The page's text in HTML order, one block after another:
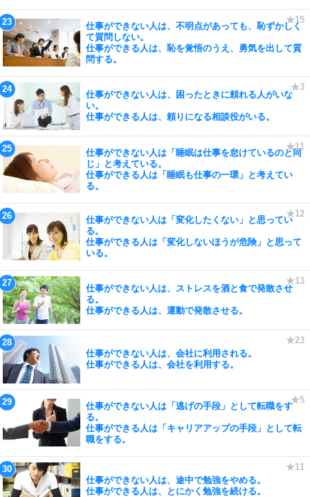
仕事ができない人は、不明点があっても、恥ずかしく
て質問しない。
仕事ができる人は、恥を覚悟のうえ、勇気を出して質
問する。
仕事ができない人は、困ったときに頼れる人がいな
い。
仕事ができる人は、頼りになる相談役がいる。
仕事ができない人は「睡眠は仕事を怠けているのと同
じ」と考えている。
仕事ができる人は「睡眠も仕事の一環」と考えてい
る。
仕事ができない人は「変化したくない」と思ってい
る。
仕事ができる人は「変化しないほうが危険」と思って
いる。
仕事ができない人は、ストレスを酒と食で発散させ
る。
仕事ができる人は、運動で発散させる。
仕事ができない人は、会社に利用される。
仕事ができる人は、会社を利用する。
仕事ができない人は「逃げの手段」として転職をす
る。
仕事ができる人は「キャリアアップの手段」として転
職をする。
仕事ができない人は、途中で勉強をやめる。
仕事ができる人は、とにかく勉強を続ける。